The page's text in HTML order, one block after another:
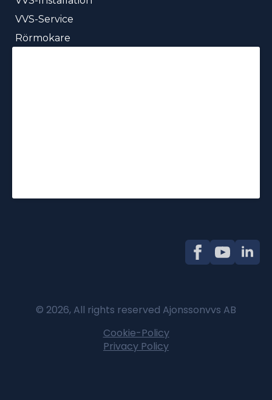
VVS-Service
Rörmokare
© 2026, All rights reserved Ajonssonvvs AB
Cookie-Policy
Privacy Policy